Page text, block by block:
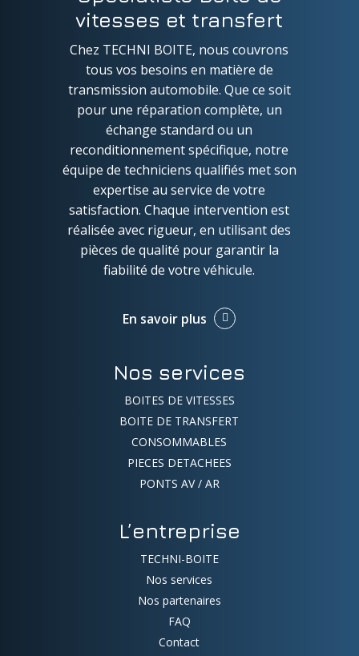
vitesses et transfert
Chez TECHNI BOITE, nous couvrons
tous vos besoins en matière de
transmission automobile. Que ce soit
pour une réparation complète, un
échange standard ou un
reconditionnement spécifique, notre
équipe de techniciens qualifiés met son
expertise au service de votre
satisfaction. Chaque intervention est
réalisée avec rigueur, en utilisant des
pièces de qualité pour garantir la
fiabilité de votre véhicule.
En savoir plus
Nos services
BOITES DE VITESSES
BOITE DE TRANSFERT
CONSOMMABLES
PIECES DETACHEES
PONTS AV / AR
L’entreprise
TECHNI-BOITE
Nos services
Nos partenaires
FAQ
Contact